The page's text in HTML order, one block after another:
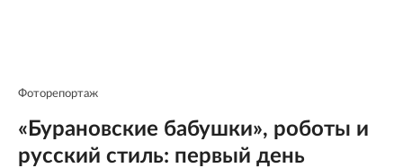
Фоторепортаж
«Бурановские бабушки», роботы и
русский стиль: первый день